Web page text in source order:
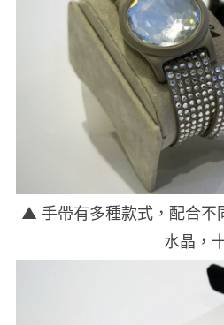
▲ 手帶有多種款式，配合不
水晶，